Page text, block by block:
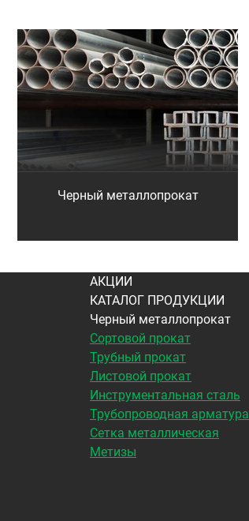
Черный металлопрокат
АКЦИИ
КАТАЛОГ ПРОДУКЦИИ
Черный металлопрокат
Сортовой прокат
Трубный прокат
Листовой прокат
Инструментальная сталь
Трубопроводная арматура
Сетка металлическая
Метизы